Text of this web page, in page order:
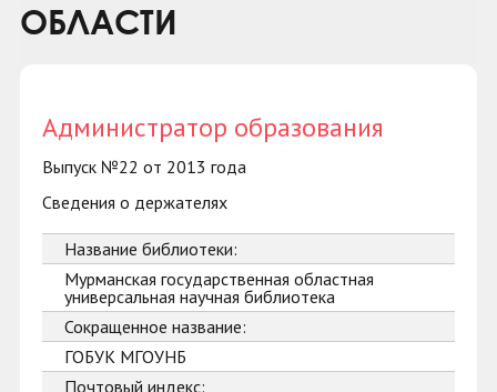
ОБЛАСТИ
Администратор образования
Выпуск №22 от 2013 года
Сведения о держателях
Название библиотеки:
Мурманская государственная областная
универсальная научная библиотека
Сокращенное название:
ГОБУК МГОУНБ
Почтовый индекс: